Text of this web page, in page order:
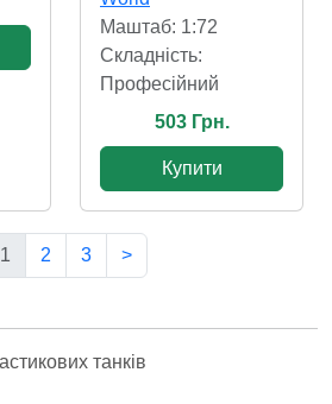
Маштаб: 1:72
Складність:
Професійний
503 Грн.
Купити
1 2 3 >
танків